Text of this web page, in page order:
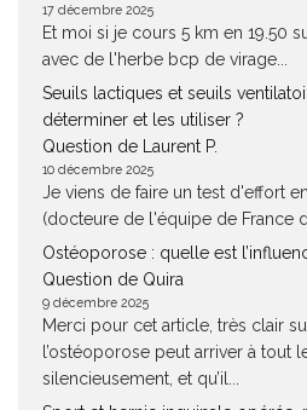
17 décembre 2025
Et moi si je cours 5 km en 19.50
avec de l'herbe bcp de virage...
Seuils lactiques et seuils
déterminer et les utiliser ?
Question de Laurent P.
10 décembre 2025
Je viens de faire un test d'effort
(docteure de l'équipe de France
Ostéoporose : quelle est
Question de Quira
9 décembre 2025
Merci pour cet article, très clair
l’ostéoporose peut arriver à tout
silencieusement, et qu’il...